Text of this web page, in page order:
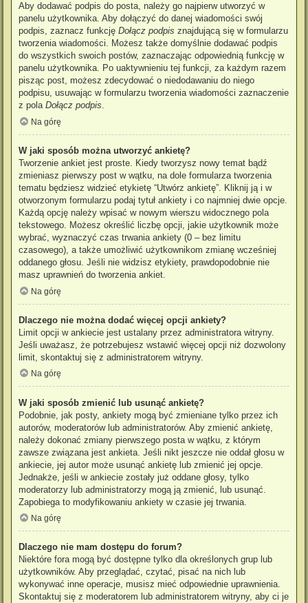
Aby dodawać podpis do posta, należy go najpierw utworzyć w
panelu użytkownika. Aby dołączyć do danej wiadomości swój
podpis, zaznacz funkcję Dołącz podpis znajdującą się w formularzu
tworzenia wiadomości. Możesz także domyślnie dodawać podpis
do wszystkich swoich postów, zaznaczając odpowiednią funkcję w
panelu użytkownika. Po uaktywnieniu tej funkcji, za każdym razem
pisząc post, możesz zdecydować o niedodawaniu do niego
podpisu, usuwając w formularzu tworzenia wiadomości zaznaczenie
z pola Dołącz podpis.
Na górę
W jaki sposób można utworzyć ankietę?
Tworzenie ankiet jest proste. Kiedy tworzysz nowy temat bądź
zmieniasz pierwszy post w wątku, na dole formularza tworzenia
tematu będziesz widzieć etykietę “Utwórz ankietę”. Kliknij ją i w
otworzonym formularzu podaj tytuł ankiety i co najmniej dwie opcje.
Każdą opcję należy wpisać w nowym wierszu widocznego pola
tekstowego. Możesz określić liczbę opcji, jakie użytkownik może
wybrać, wyznaczyć czas trwania ankiety (0 – bez limitu
czasowego), a także umożliwić użytkownikom zmianę wcześniej
oddanego głosu. Jeśli nie widzisz etykiety, prawdopodobnie nie
masz uprawnień do tworzenia ankiet.
Na górę
Dlaczego nie można dodać więcej opcji ankiety?
Limit opcji w ankiecie jest ustalany przez administratora witryny.
Jeśli uważasz, że potrzebujesz wstawić więcej opcji niż dozwolony
limit, skontaktuj się z administratorem witryny.
Na górę
W jaki sposób zmienić lub usunąć ankietę?
Podobnie, jak posty, ankiety mogą być zmieniane tylko przez ich
autorów, moderatorów lub administratorów. Aby zmienić ankietę,
należy dokonać zmiany pierwszego posta w wątku, z którym
zawsze związana jest ankieta. Jeśli nikt jeszcze nie oddał głosu w
ankiecie, jej autor może usunąć ankietę lub zmienić jej opcje.
Jednakże, jeśli w ankiecie zostały już oddane głosy, tylko
moderatorzy lub administratorzy mogą ją zmienić, lub usunąć.
Zapobiega to modyfikowaniu ankiety w czasie jej trwania.
Na górę
Dlaczego nie mam dostępu do forum?
Niektóre fora mogą być dostępne tylko dla określonych grup lub
użytkowników. Aby przeglądać, czytać, pisać na nich lub
wykonywać inne operacje, musisz mieć odpowiednie uprawnienia.
Skontaktuj się z moderatorem lub administratorem witryny, aby ci je